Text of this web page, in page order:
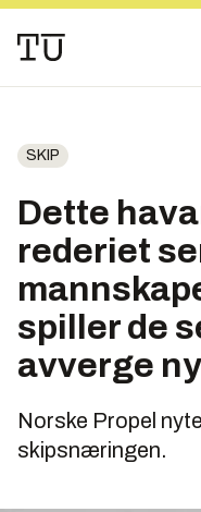
SKIP
Dette
rederiet
spiller de
avverge
Norske Propel
skipsnæringen.